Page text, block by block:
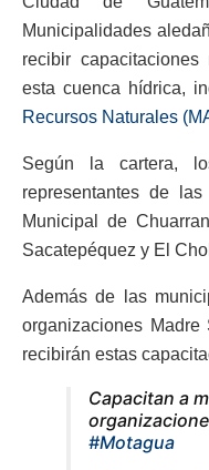
Municipalidades
recibir
esta cuenca hídrica,
Recursos Naturales
Según la cartera,
representantes de
Municipal de
Sacatepéquez y El
Además de las
organizaciones
recibirán estas
Capacitan a
#Motagua